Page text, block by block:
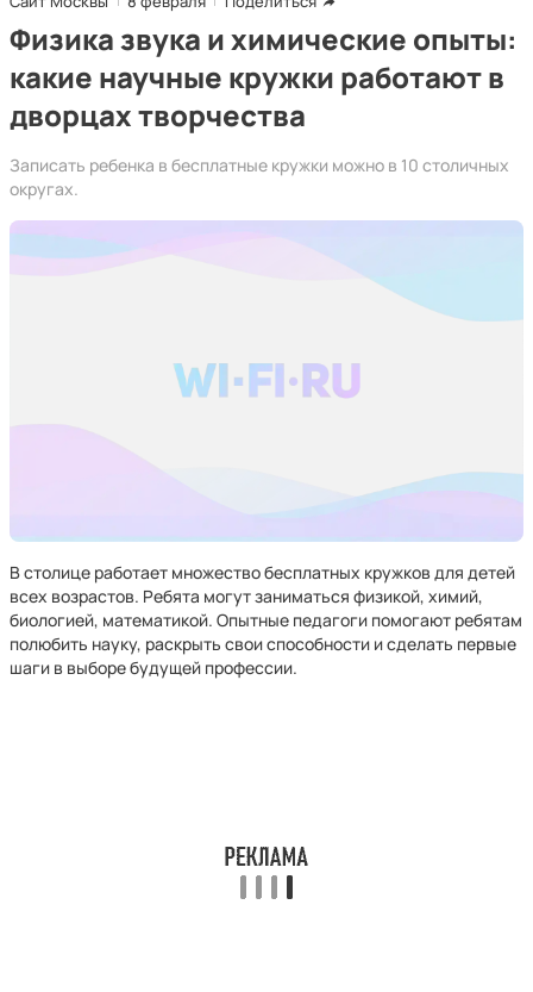
Физика звука и химические опыты:
какие научные кружки работают в
дворцах творчества
Записать ребенка в бесплатные кружки можно в 10 столичных
округах.
В столице работает множество бесплатных кружков для детей
всех возрастов. Ребята могут заниматься физикой, химий,
биологией, математикой. Опытные педагоги помогают ребятам
полюбить науку, раскрыть свои способности и сделать первые
шаги в выборе будущей профессии.